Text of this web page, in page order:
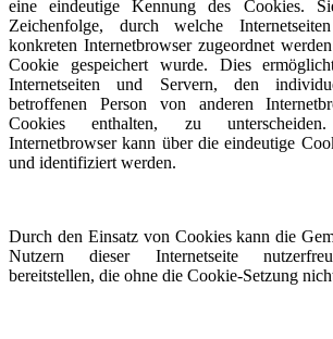
eine eindeutige Kennung des Cookies.
Zeichenfolge, durch welche
konkreten Internetbrowser zugeordnet
Cookie gespeichert wurde. Dies
Internetseiten und Servern, den
betroffenen Person von anderen
Cookies enthalten, zu
Internetbrowser kann über die eindeutige
und identifiziert werden.
Durch den Einsatz von Cookies kann die
Nutzern dieser Internetseite
bereitstellen, die ohne die Cookie-Setzung